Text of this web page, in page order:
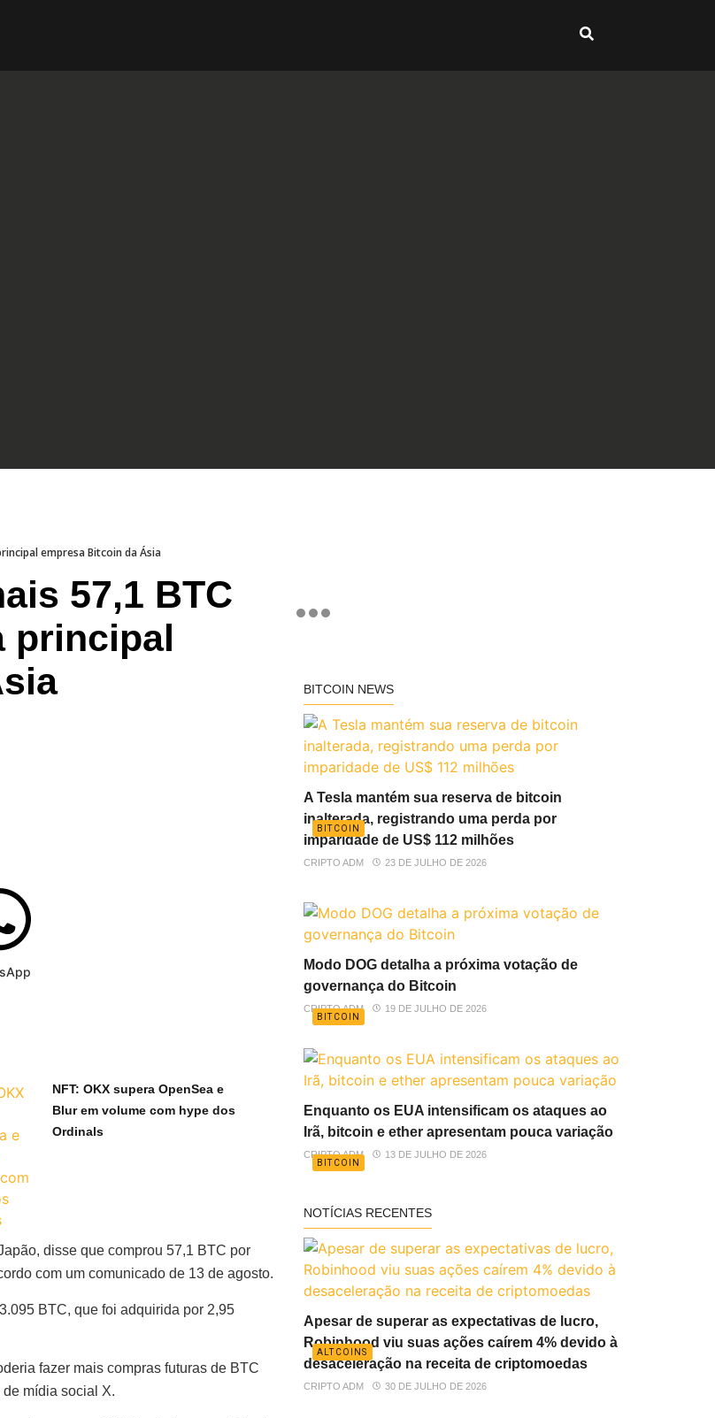
empresa Bitcoin da Ásia
57,1 BTC
principal
NFT: OKX supera OpenSea e
Blur em volume com hype dos
Ordinals
disse que comprou 57,1 BTC por
com um comunicado de 13 de agosto.
BTC, que foi adquirida por 2,95
fazer mais compras futuras de BTC
de mídia social X.
BITCOIN NEWS
BITCOIN
A Tesla mantém sua reserva de bitcoin
inalterada, registrando uma perda por
imparidade de US$ 112 milhões
CRIPTO ADM 23 DE JULHO DE 2026
BITCOIN
Modo DOG detalha a próxima votação de
governança do Bitcoin
CRIPTO ADM 19 DE JULHO DE 2026
BITCOIN
Enquanto os EUA intensificam os ataques ao
Irã, bitcoin e ether apresentam pouca variação
CRIPTO ADM 13 DE JULHO DE 2026
NOTÍCIAS RECENTES
ALTCOINS
Apesar de superar as expectativas de lucro,
Robinhood viu suas ações caírem 4% devido à
desaceleração na receita de criptomoedas
CRIPTO ADM 30 DE JULHO DE 2026